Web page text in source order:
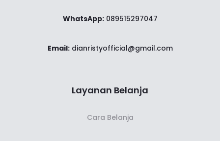
WhatsApp:089515297047
Email:dianristyofficial@gmail.com
Layanan Belanja
Cara Belanja